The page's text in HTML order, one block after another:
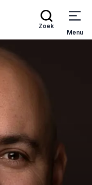
Zoek
Menu